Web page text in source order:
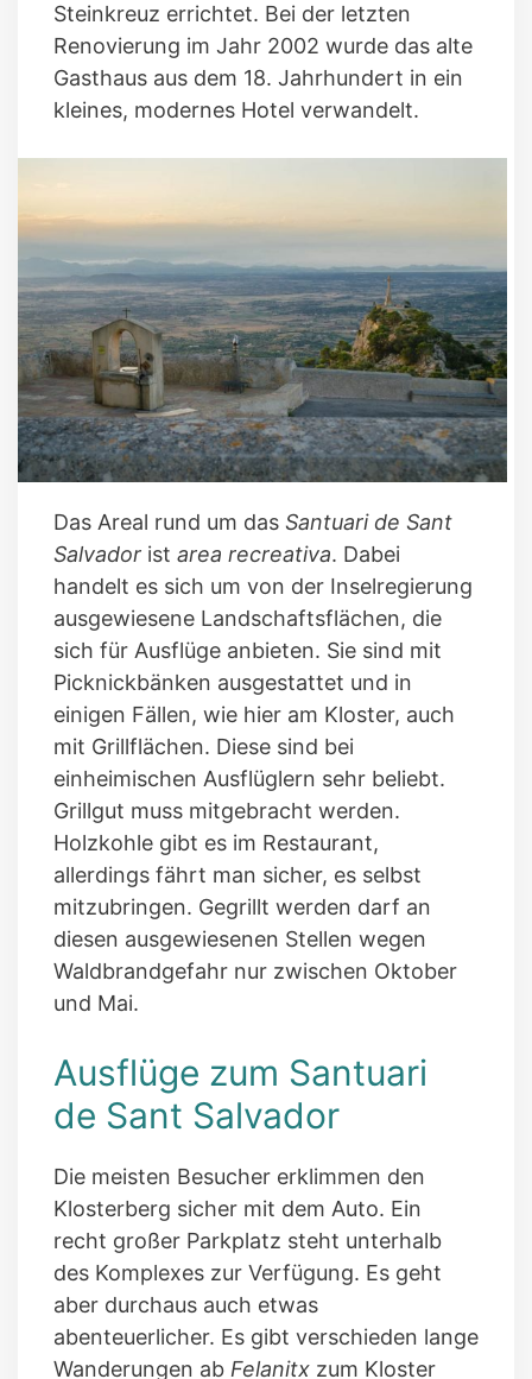
Steinkreuz errichtet. Bei der letzten
Renovierung im Jahr 2002 wurde das alte
Gasthaus aus dem 18. Jahrhundert in ein
kleines, modernes Hotel verwandelt.
Das Areal rund um das Santuari de Sant
Salvador ist area recreativa. Dabei
handelt es sich um von der Inselregierung
ausgewiesene Landschaftsflächen, die
sich für Ausflüge anbieten. Sie sind mit
Picknickbänken ausgestattet und in
einigen Fällen, wie hier am Kloster, auch
mit Grillflächen. Diese sind bei
einheimischen Ausflüglern sehr beliebt.
Grillgut muss mitgebracht werden.
Holzkohle gibt es im Restaurant,
allerdings fährt man sicher, es selbst
mitzubringen. Gegrillt werden darf an
diesen ausgewiesenen Stellen wegen
Waldbrandgefahr nur zwischen Oktober
und Mai.
Ausflüge zum Santuari
de Sant Salvador
Die meisten Besucher erklimmen den
Klosterberg sicher mit dem Auto. Ein
recht großer Parkplatz steht unterhalb
des Komplexes zur Verfügung. Es geht
aber durchaus auch etwas
abenteuerlicher. Es gibt verschieden lange
Wanderungen ab Felanitx zum Kloster